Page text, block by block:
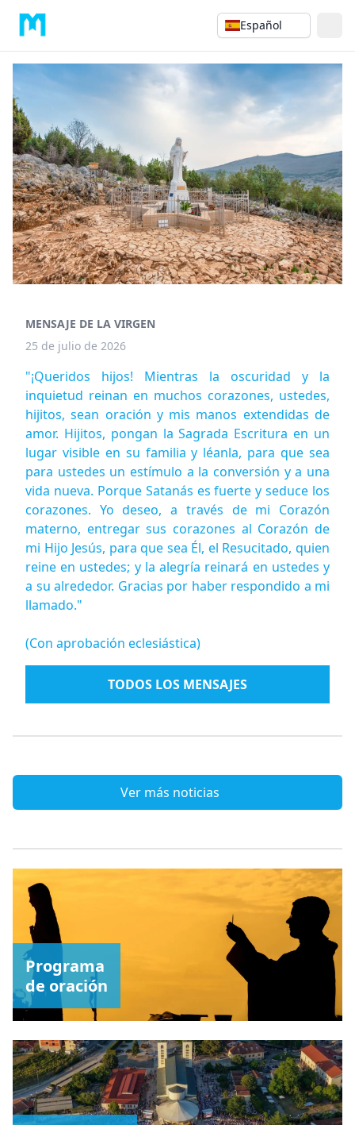
Español
MENSAJE DE LA VIRGEN
25 de julio de 2026
"¡Queridos hijos! Mientras la oscuridad y la
inquietud reinan en muchos corazones, ustedes,
hijitos, sean oración y mis manos extendidas de
amor. Hijitos, pongan la Sagrada Escritura en un
lugar visible en su familia y léanla, para que sea
para ustedes un estímulo a la conversión y a una
vida nueva. Porque Satanás es fuerte y seduce los
corazones. Yo deseo, a través de mi Corazón
materno, entregar sus corazones al Corazón de
mi Hijo Jesús, para que sea Él, el Resucitado, quien
reine en ustedes; y la alegría reinará en ustedes y
a su alrededor. Gracias por haber respondido a mi
llamado."
(Con aprobación eclesiástica)
TODOS LOS MENSAJES
Ver más noticias
Programa
de oración